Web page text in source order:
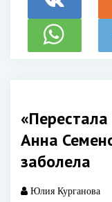
Анна
заболела
Юлия Курганова